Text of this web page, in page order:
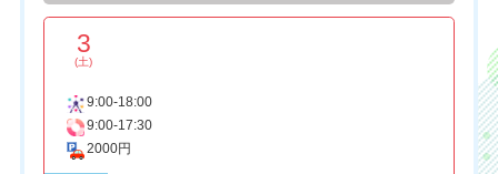
3
(土)
9:00-18:00
9:00-17:30
2000円